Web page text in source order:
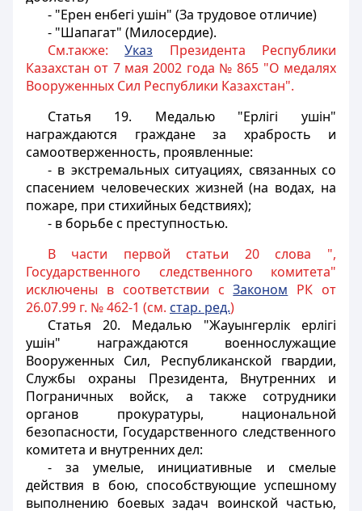
- "Ерен енбегi ушiн" (За трудовое отличие)
- "Шапагат" (Милосердие).
См.также:Указ Президента Республики
Казахстан от 7 мая 2002 года № 865 "О медалях
Вооруженных Сил Республики Казахстан".
Статья 19. Медалью "Ерлiгi ушiн"
награждаются граждане за храбрость и
самоотверженность, проявленные:
- в экстремальных ситуациях, связанных со
спасением человеческих жизней (на водах, на
пожаре, при стихийных бедствиях);
- в борьбе с преступностью.
В части первой статьи 20 слова ",
Государственного следственного комитета"
исключены в соответствии сЗаконом РК от
26.07.99 г. № 462-1 (см. стар. ред.)
Статья 20. Медалью "Жауынгерлiк ерлiгi
ушiн" награждаются военнослужащие
Вооруженных Сил, Республиканской гвардии,
Службы охраны Президента, Внутренних и
Пограничных войск, а также сотрудники
органов прокуратуры, национальной
безопасности, Государственного следственного
комитета и внутренних дел:
- за умелые, инициативные и смелые
действия в бою, способствующие успешному
выполнению боевых задач воинской частью,